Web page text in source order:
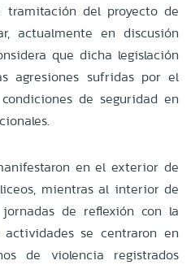
tramitación del proyecto de
actualmente en discusión
que dicha legislación
agresiones sufridas por el
de seguridad en
en el exterior de
mientras al interior de
de reflexión con la
se centraron en
de violencia registrados